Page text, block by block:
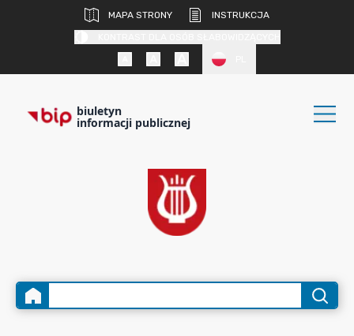
MAPA STRONY
INSTRUKCJA
biuletyn
informacji publicznej